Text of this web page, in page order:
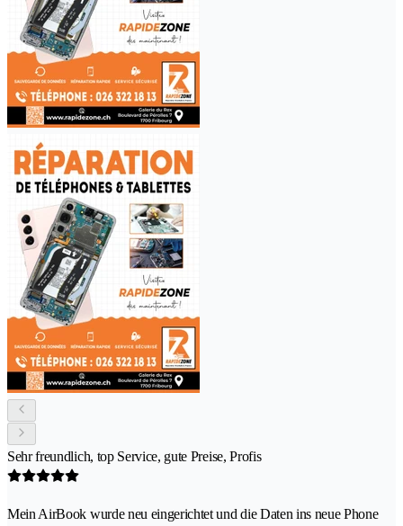
Sehr freundlich, top Service, gute Preise, Profis
Mein AirBook wurde neu eingerichtet und die Daten ins neue Phone